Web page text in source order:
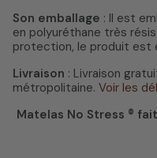
Son emballage : Il est
en polyuréthane très
protection, le produit est
Livraison : Livraison
métropolitaine. Voir les
Matelas No Stress ®